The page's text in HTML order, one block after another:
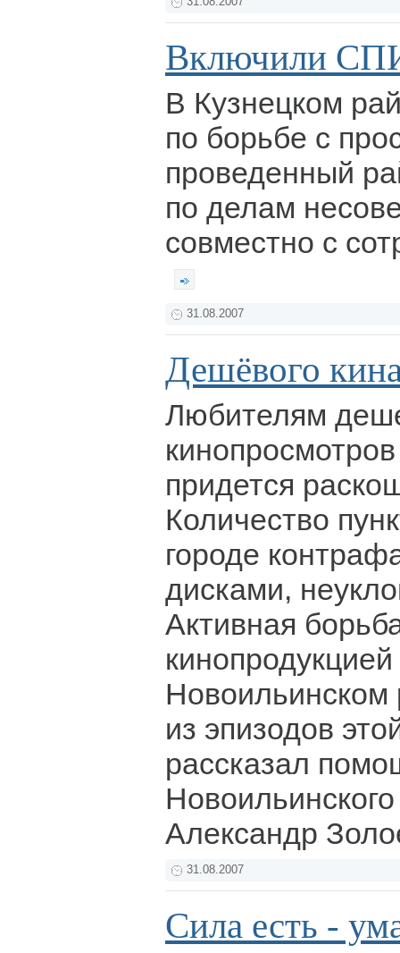
Включили
В Кузнецком
по борьбе с
проведенный
по делам
совместно с
31.08.2007
Дешёвого
Любителям
придется
Количество
городе
дисками,
Активная
из эпизодов
рассказал
Александр
31.08.2007
Сила есть -